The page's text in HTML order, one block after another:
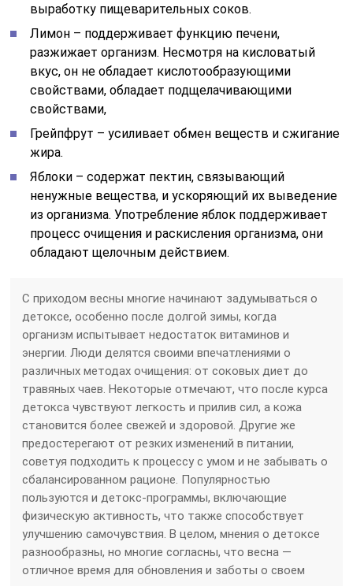
выработку пищеварительных соков.
Лимон – поддерживает функцию печени,
разжижает организм. Несмотря на кисловатый
вкус, он не обладает кислотообразующими
свойствами, обладает подщелачивающими
свойствами,
Грейпфрут – усиливает обмен веществ и сжигание
жира.
Яблоки – содержат пектин, связывающий
ненужные вещества, и ускоряющий их выведение
из организма. Употребление яблок поддерживает
процесс очищения и раскисления организма, они
обладают щелочным действием.
С приходом весны многие начинают задумываться о
детоксе, особенно после долгой зимы, когда
организм испытывает недостаток витаминов и
энергии. Люди делятся своими впечатлениями о
различных методах очищения: от соковых диет до
травяных чаев. Некоторые отмечают, что после курса
детокса чувствуют легкость и прилив сил, а кожа
становится более свежей и здоровой. Другие же
предостерегают от резких изменений в питании,
советуя подходить к процессу с умом и не забывать о
сбалансированном рационе. Популярностью
пользуются и детокс-программы, включающие
физическую активность, что также способствует
улучшению самочувствия. В целом, мнения о детоксе
разнообразны, но многие согласны, что весна —
отличное время для обновления и заботы о своем